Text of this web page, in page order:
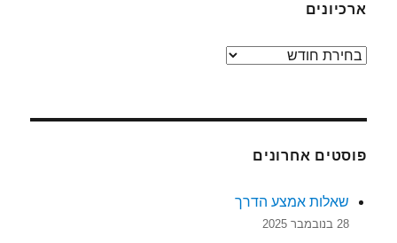
ארכיונים
ארכיונים
פוסטים אחרונים
שאלות אמצע הדרך
28 בנובמבר 2025